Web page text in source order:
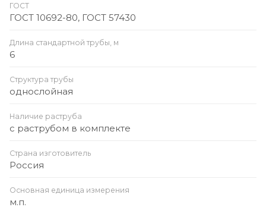
ГОСТ
ГОСТ 10692-80, ГОСТ 57430
Длина стандартной трубы, м
6
Структура трубы
однослойная
Наличие раструба
с раструбом в комплекте
Страна изготовитель
Россия
Основная единица измерения
м.п.